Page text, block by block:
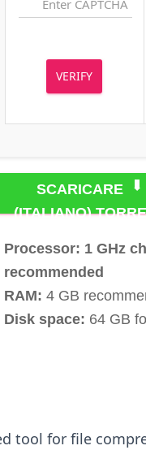
VERIFY
SCARICARE
(ITALIANO)
Processor: 1 GHz
recommended
RAM: 4 GB
Disk space: 64 GB
tool for file